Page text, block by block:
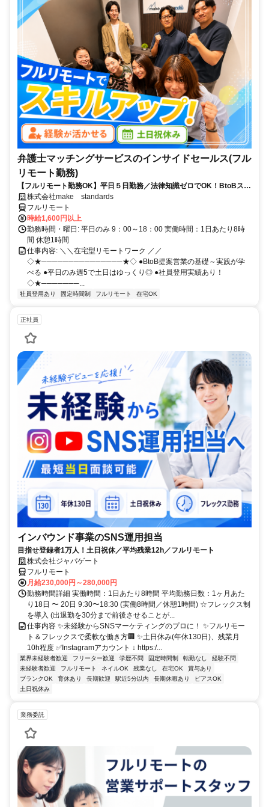
弁護士マッチングサービスのインサイドセールス(フル
リモート勤務)
【フルリモート勤務OK】平日５日勤務／法律知識ゼロでOK！BtoBスキ
ルが身につく営業職
株式会社make standards
フルリモート
時給1,600円以上
勤務時間・曜日: 平日のみ 9：00～18：00 実働時間：1日あたり8時
間 休憩1時間
仕事内容: ＼＼在宅型リモートワーク ／／
◇★───────────────★◇ ●BtoB提案営業の基礎～実践が学
べる ●平日のみ週5で土日はゆっくり◎ ●社員登用実績あり！
◇★───────...
社員登用あり 固定時間制 フルリモート 在宅OK
正社員
インバウンド事業のSNS運用担当
目指せ登録者1万人！土日祝休／平均残業12h／フルリモート
株式会社ジャパゲート
フルリモート
月給230,000円～280,000円
勤務時間詳細 実働時間：1日あたり8時間 平均勤務日数：1ヶ月あた
り18日 〜 20日 9:30〜18:30 (実働8時間／休憩1時間) ☆フレックス制
を導入 (出退勤を30分まで前後させることが...
仕事内容 ✨未経験からSNSマーケティングのプロに！ ✨フルリモー
ト＆フレックスで柔軟な働き方🏢 ✨土日休み(年休130日)、残業月
10h程度 ✅Instagramアカウント ↓ https:/...
業界未経験者歓迎 フリーター歓迎 学歴不問 固定時間制 転勤なし
経験不問
未経験者歓迎
フルリモート ネイルOK 残業なし 在宅OK
賞与あり
ブランクOK
育休あり 長期歓迎 駅近5分以内 長期休暇あり
ピアスOK
土日祝休み
業務委託